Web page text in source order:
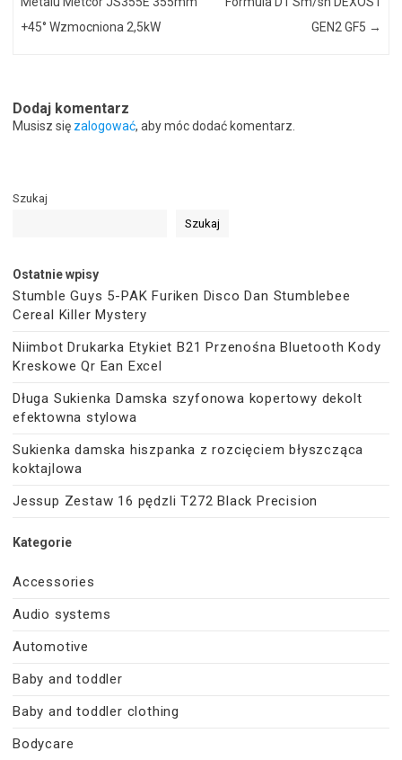
+45° Wzmocniona 2,5kW
GEN2 GF5 →
Dodaj komentarz
Musisz się zalogować, aby móc dodać komentarz.
Szukaj
Szukaj
Ostatnie wpisy
Stumble Guys 5-PAK Furiken Disco Dan Stumblebee
Cereal Killer Mystery
Niimbot Drukarka Etykiet B21 Przenośna Bluetooth Kody
Kreskowe Qr Ean Excel
Długa Sukienka Damska szyfonowa kopertowy dekolt
efektowna stylowa
Sukienka damska hiszpanka z rozcięciem błyszcząca
koktajlowa
Jessup Zestaw 16 pędzli T272 Black Precision
Kategorie
Accessories
Audio systems
Automotive
Baby and toddler
Baby and toddler clothing
Bodycare